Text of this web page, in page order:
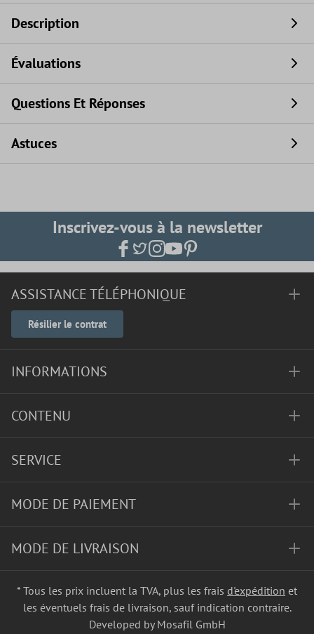
Description
Évaluations
Questions Et Réponses
Astuces
Inscrivez-vous à la newsletter
ASSISTANCE TÉLÉPHONIQUE
Résilier le contrat
INFORMATIONS
CONTENU
SERVICE
MODE DE PAIEMENT
MODE DE LIVRAISON
* Tous les prix incluent la TVA, plus les frais d'expédition et
les éventuels frais de livraison, sauf indication contraire.
Developed by Mosafil GmbH